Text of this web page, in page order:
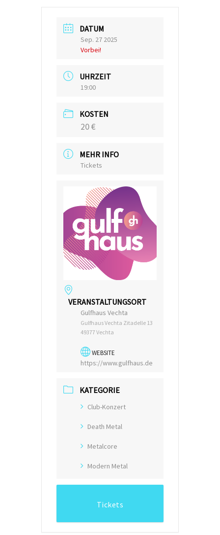
DATUM
Sep. 27 2025
Vorbei!
UHRZEIT
19:00
KOSTEN
20 €
MEHR INFO
Tickets
VERANSTALTUNGSORT
Gulfhaus Vechta
Gulfhaus Vechta Zitadelle 13
49377 Vechta
WEBSITE
https://www.gulfhaus.de
KATEGORIE
Club-Konzert
Death Metal
Metalcore
Modern Metal
Tickets